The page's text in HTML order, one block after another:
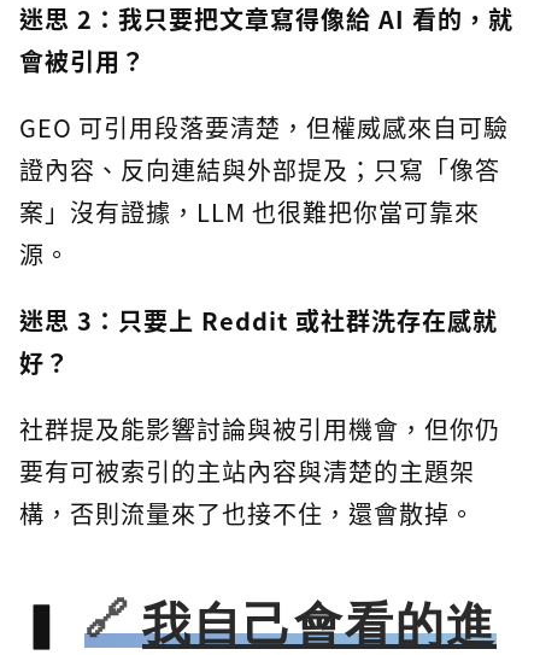
迷思 2：我只要把文章寫得像給 AI 看的，就
會被引用？
GEO 可引用段落要清楚，但權威感來自可驗
證內容、反向連結與外部提及；只寫「像答
案」沒有證據，LLM 也很難把你當可靠來
源。
迷思 3：只要上 Reddit 或社群洗存在感就
好？
社群提及能影響討論與被引用機會，但你仍
要有可被索引的主站內容與清楚的主題架
構，否則流量來了也接不住，還會散掉。
我自己會看的進